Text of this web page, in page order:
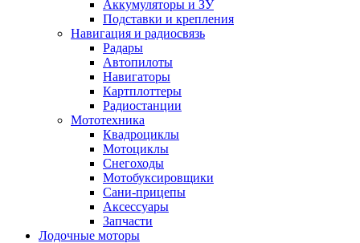
Аккумуляторы и ЗУ
Подставки и крепления
Навигация и радиосвязь
Радары
Автопилоты
Навигаторы
Картплоттеры
Радиостанции
Мототехника
Квадроциклы
Мотоциклы
Снегоходы
Мотобуксировщики
Сани-прицепы
Аксессуары
Запчасти
Лодочные моторы